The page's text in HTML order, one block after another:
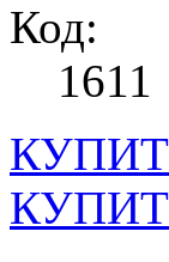
Код:
1611